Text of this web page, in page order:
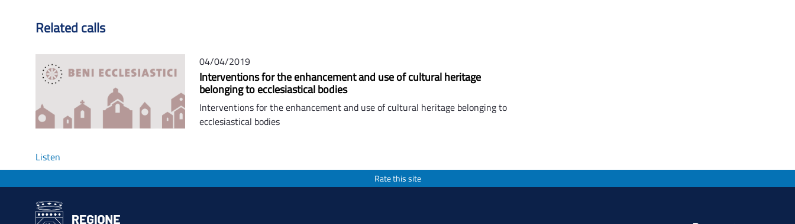
Related calls
04/04/2019
Interventions for the enhancement and use of cultural heritage
belonging to ecclesiastical bodies
Interventions for the enhancement and use of cultural heritage belonging to
ecclesiastical bodies
Listen
Rate this site